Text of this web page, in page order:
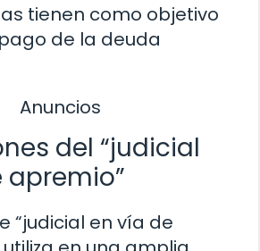
tienen como objetivo
de la deuda
Anuncios
del “judicial
apremio”
“judicial en vía de